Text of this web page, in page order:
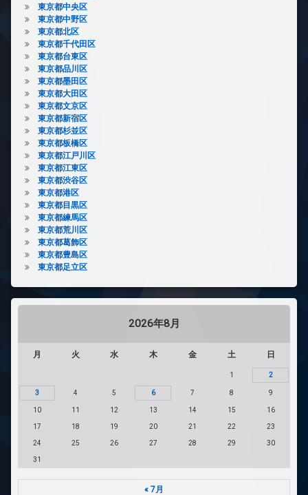
東京都中央区
東京都中野区
東京都北区
東京都千代田区
東京都台東区
東京都品川区
東京都墨田区
東京都大田区
東京都文京区
東京都新宿区
東京都杉並区
東京都板橋区
東京都江戸川区
東京都江東区
東京都渋谷区
東京都港区
東京都目黒区
東京都練馬区
東京都荒川区
東京都葛飾区
東京都豊島区
東京都足立区
2026年8月
月 火 水 木 金 土 日
1 2
3 4 5 6 7 8 9
10 11 12 13 14 15 16
17 18 19 20 21 22 23
24 25 26 27 28 29 30
31
« 7月